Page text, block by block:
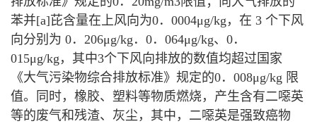
苯并[a]芘含量在上风向为0．0004μg/kg，在 3 个下风
向分别为 0．206μg/kg．0．064μg/kg、0．
015μg/kg，其中3个下风向排放的数值均超过国家
《大气污染物综合排放标准》规定的0．008μg/kg 限
值。同时，橡胶、塑料等物质燃烧，产生含有二噁英
等的废气和残渣、灰尘，其中，二噁英是强致癌物